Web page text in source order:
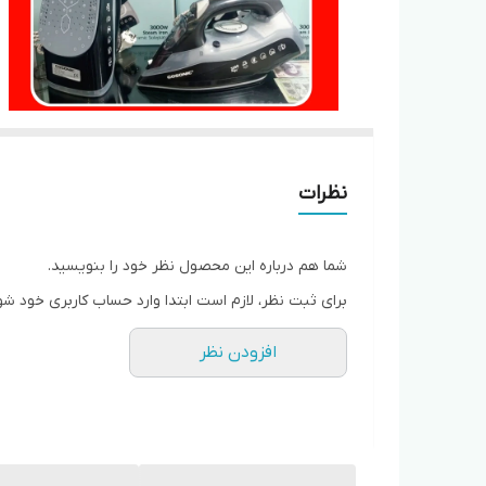
نظرات
شما هم درباره این محصول نظر خود را بنویسید.
برای ثبت نظر، لازم است ابتدا وارد حساب کاربری خود
افزودن نظر